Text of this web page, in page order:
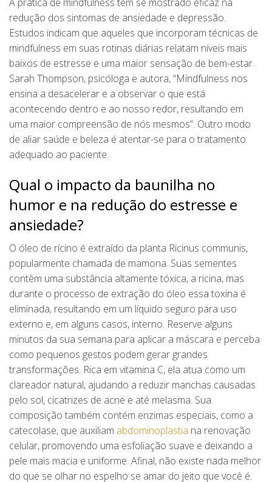
redução dos sintomas de ansiedade e depressão.
Estudos indicam que aqueles que incorporam técnicas de
mindfulness em suas rotinas diárias relatam níveis mais
baixos de estresse e uma maior sensação de bem-estar.
Sarah Thompson, psicóloga e autora, “Mindfulness nos
ensina a desacelerar e a observar o que está
acontecendo dentro e ao nosso redor, resultando em
uma maior compreensão de nós mesmos”. Outro modo
de aliar saúde e beleza é atentar-se para o tratamento
adequado ao paciente.
Qual o impacto da baunilha no
humor e na redução do estresse e
ansiedade?
O óleo de rícino é extraído da planta Ricinus communis,
popularmente chamada de mamona. Suas sementes
contêm uma substância altamente tóxica, a ricina, mas
durante o processo de extração do óleo essa toxina é
eliminada, resultando em um líquido seguro para uso
externo e, em alguns casos, interno. Reserve alguns
minutos da sua semana para aplicar a máscara e perceba
como pequenos gestos podem gerar grandes
transformações. Rica em vitamina C, ela atua como um
clareador natural, ajudando a reduzir manchas causadas
pelo sol, cicatrizes de acne e até melasma. Sua
composição também contém enzimas especiais, como a
catecolase, que auxiliam abdominoplastia na renovação
celular, promovendo uma esfoliação suave e deixando a
pele mais macia e uniforme. Afinal, não existe nada melhor
do que se olhar no espelho se amar do jeito que você é.